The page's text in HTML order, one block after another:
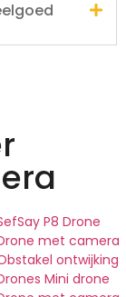
P8 Drone
met camera
ontwijking
Mini drone